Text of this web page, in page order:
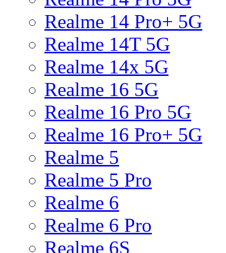
Realme 14 Pro+ 5G
Realme 14T 5G
Realme 14x 5G
Realme 16 5G
Realme 16 Pro 5G
Realme 16 Pro+ 5G
Realme 5
Realme 5 Pro
Realme 6
Realme 6 Pro
Realme 6S